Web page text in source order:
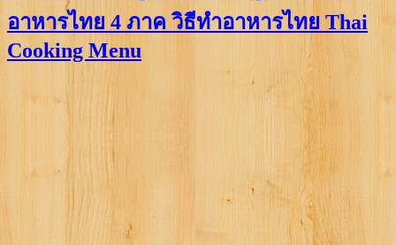
อาหารไทย 4 ภาค วิธีทำอาหารไทย Thai
Cooking Menu